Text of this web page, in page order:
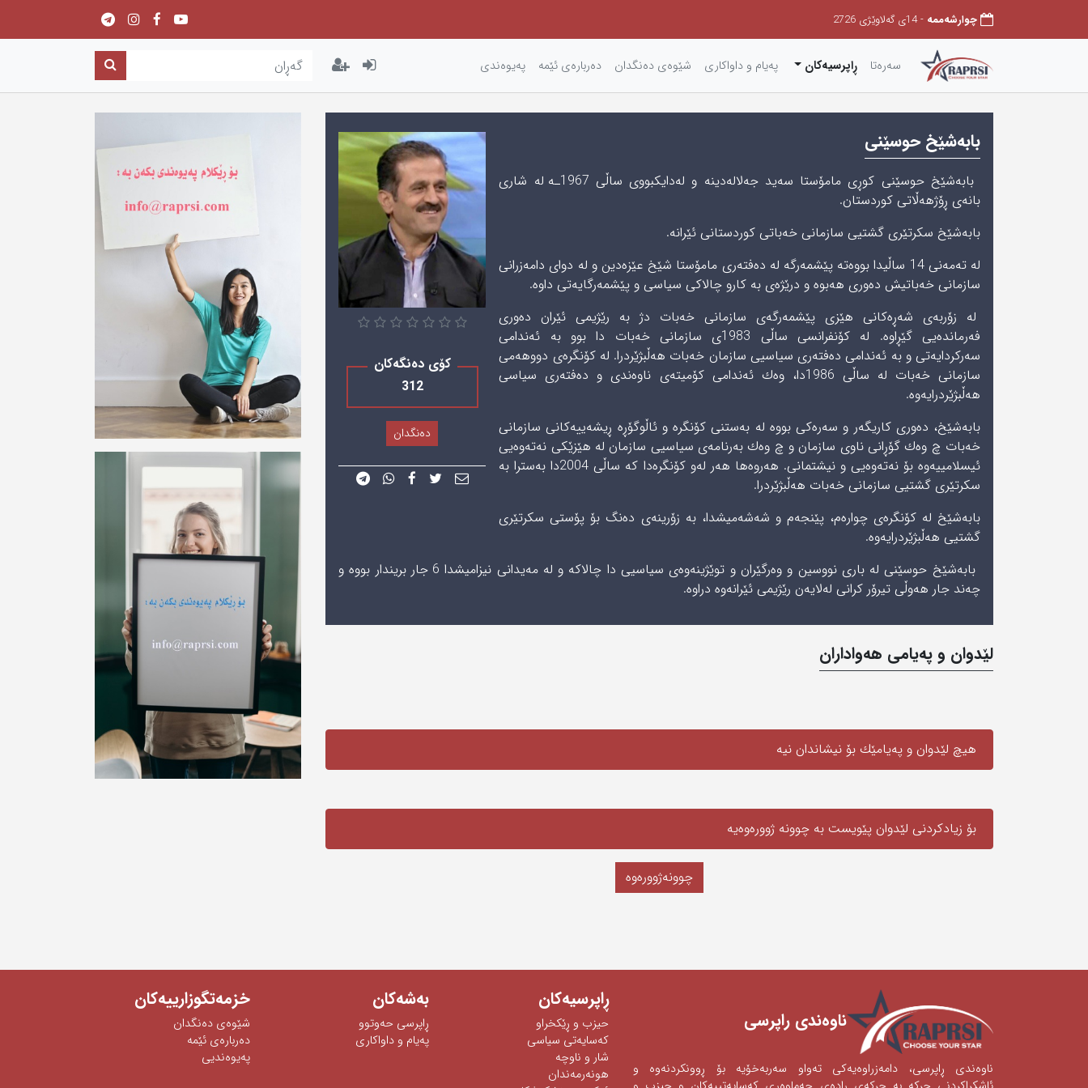
چوارشەممه - 14ی گەلاوێژی 2726
سەرەتا ڕاپرسیەکان په‌یام و داواكاری‌ شێوه‌ی‌ ده‌نگدان دەربارەی ئێمه پەیوەندی
کۆی دەنگەکان
312
دەنگدان
بابەشێخ حوسێنی
بابەشێخ حوسێنی كوڕی مامۆستا سەید جەلاله‌دینه و له‌دایكبووی‌ ساڵی‌ 1967ـه له‌ شاری‌
بانه‌ی‌ ڕۆژهه‌ڵاتی‌ كوردستان.
بابەشێخ سکرتێری گشتيی سازمانی خەباتی کوردستانی ئێرانه‌.
له تەمەنی 14 ساڵیدا بووەته پێشمەرگه لە دەفتەری مامۆستا شێخ عێزەدین و لە دوای دامەزرانی
سازمانی خەباتیش دەوری هەبوە و درێژەی به كارو چالاكی سیاسی و پێشمەرگایەتی‌ داوه.
لە زۆربەی شه‌ڕه‌كانی‌ هێزی پێشمەرگەی سازمانی خەبات دژ بە رێژیمی‌ ئێران دەوری
فەرماندەیی گێڕاوە. له كۆنفرانسی ساڵی 1983ی سازمانی خەبات دا بوو به‌ ئەندامی
سەركردایەتی و به‌ ئه‌ندامی‌ دەفتەری سیاسیی سازمان خه‌بات هەڵبژێردرا. له كۆنگرەی دووهەمی
سازمانی خەبات له ساڵی 1986دا، وەك ئەندامی كۆمیتەی ناوەندی و دەفتەری سیاسی
هەڵبژێردرایەوە.
بابەشێخ، دەوری كاریگەر و سەرەكی بووه‌ لە بەستنی كۆنگرە و ئاڵوگۆڕە ڕیشەییەكانی سازمانی
خەبات چ وەك گۆڕانی ناوی سازمان و چ وەك بەرنامەی سیاسيی سازمان لە هێزێكی نەتەوەیی
ئیسلامیيەوە بۆ نەتەوەیی و نیشتمانی. هەروەها هه‌ر لەو كۆنگرەدا كە ساڵی 2004دا به‌سترا به
سكرتێری گشتیی‌ سازمانی‌ خه‌بات هەڵبژێردرا.
بابه‌شێخ له كۆنگرەی چوارەم، پێنجەم و شەشەمیشدا، به زۆرینەی دەنگ بۆ پۆستی سكرتێری
گشتیی هەڵبژێردرایەوە.
بابەشێخ حوسێنی له باری نووسین و وەرگێران و توێژینەوەی سیاسیی دا چالاكه‌ و له مەیدانی نیزامیشدا 6 جار بریندار بووه و
چه‌ند جار هەوڵی تیرۆر كرانی‌ له‌لایه‌ن رێژیمی‌ ئێرانه‌وه‌ دراوه‌.
لێدوان و په‌یامی‌ هه‌واداران
هیچ لێدوان و په‌یامێك بۆ نیشاندان نیه‌
بۆ زیادکردنی لێدوان پێویست به‌ چوونە ژوورەوەیه‌
چوونەژوورەوە
ناوه‌ندی ‌راپرسی
ناوه‌ندی‌ ڕاپرسی‌، دامه‌زراوه‌یه‌كی‌ ته‌واو سه‌ربه‌خۆیه‌ بۆ ڕوونكردنه‌وه‌ و
ڕاپرسیه‌كان
حیزب و ڕێکخراو
كەسایەتی سیاسی
شار و ناوچە
هونەرمەندان
به‌شه‌كان
ڕاپرسی‌ حه‌وتوو
په‌یام و داواكاری‌
خزمەتگوزارییەکان
شێوه‌ی‌ ده‌نگدان
دەربارەی ئێمە
پەیوەندیی